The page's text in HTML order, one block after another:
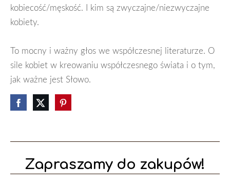
Zapraszamy do zakupów!
kobiecość/męskość. I kim są zwyczajne/niezwyczajne
kobiety.
To mocny i ważny głos we współczesnej literaturze. O
sile kobiet w kreowaniu współczesnego świata i o tym,
jak ważne jest Słowo.